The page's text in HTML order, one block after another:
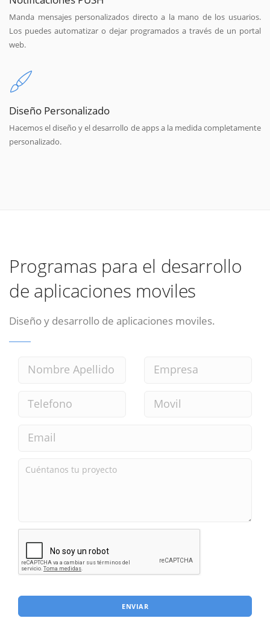
Manda mensajes personalizados directo a la mano de los usuarios.
Los puedes automatizar o dejar programados a través de un portal
web.
Diseño Personalizado
Hacemos el diseño y el desarrollo de apps a la medida completamente
personalizado.
Programas para el desarrollo
de aplicaciones moviles
Diseño y desarrollo de aplicaciones moviles.
ENVIAR